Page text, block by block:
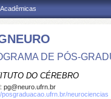
DE PÓS-
DO CÉREBRO
pg@neuro.ufrn.br
posgraduacao.ufrn.br/neurociencias